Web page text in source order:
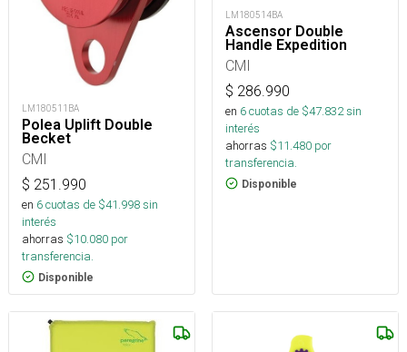
LM180511BA
Polea Uplift Double
Becket
CMI
$ 251.990
en 6cuotas de $41.998sin
interés
ahorras $10.080 por
transferencia.
Disponible
LM180514BA
Ascensor Double
Handle Expedition
CMI
$ 286.990
en 6cuotas de $47.832sin
interés
ahorras $11.480 por
transferencia.
Disponible